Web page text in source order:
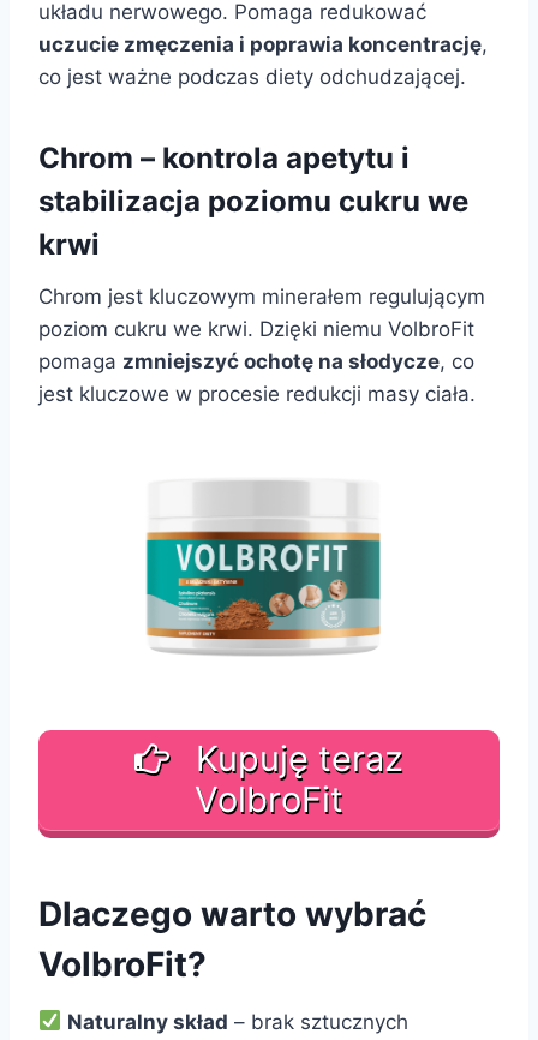
układu nerwowego. Pomaga redukować
uczucie zmęczenia i poprawia koncentrację,
co jest ważne podczas diety odchudzającej.
Chrom – kontrola apetytu i
stabilizacja poziomu cukru we
krwi
Chrom jest kluczowym minerałem regulującym
poziom cukru we krwi. Dzięki niemu VolbroFit
pomaga zmniejszyć ochotę na słodycze, co
jest kluczowe w procesie redukcji masy ciała.
Kupuję teraz
VolbroFit
Dlaczego warto wybrać
VolbroFit?
Naturalny skład – brak sztucznych